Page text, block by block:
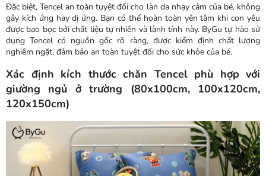
Đặc biệt, Tencel an toàn tuyệt đối cho làn da nhạy cảm của bé, không
gây kích ứng hay dị ứng. Bạn có thể hoàn toàn yên tâm khi con yêu
được bao bọc bởi chất liệu tự nhiên và lành tính này. ByGu tự hào sử
dụng Tencel có nguồn gốc rõ ràng, được kiểm định chất lượng
nghiêm ngặt, đảm bảo an toàn tuyệt đối cho sức khỏe của bé.
Xác định kích thước chăn Tencel phù hợp với
giường ngủ ở trường (80x100cm, 100x120cm,
120x150cm)